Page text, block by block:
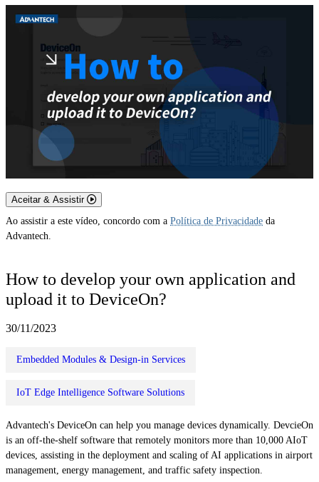
Aceitar & Assistir
Ao assistir a este vídeo, concordo com a Política de Privacidade da
Advantech.
How to develop your own application and
upload it to DeviceOn?
30/11/2023
Embedded Modules & Design-in Services
IoT Edge Intelligence Software Solutions
Advantech's DeviceOn can help you manage devices dynamically. DevcieOn
is an off-the-shelf software that remotely monitors more than 10,000 AIoT
devices, assisting in the deployment and scaling of AI applications in airport
management, energy management, and traffic safety inspection.